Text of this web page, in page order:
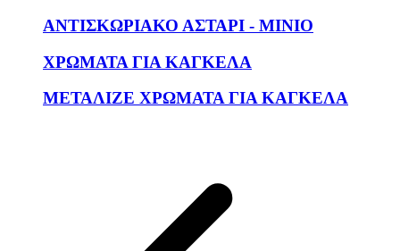
ΑΝΤΙΣΚΩΡΙΑΚΟ ΑΣΤΑΡΙ - ΜΙΝΙΟ
ΧΡΩΜΑΤΑ ΓΙΑ ΚΑΓΚΕΛΑ
ΜΕΤΑΛΙΖΕ ΧΡΩΜΑΤΑ ΓΙΑ ΚΑΓΚΕΛΑ